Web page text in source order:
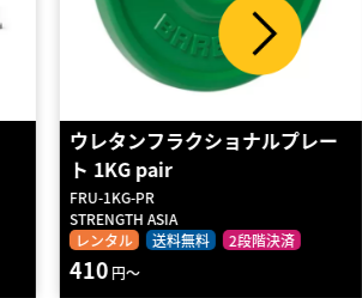
コンペティションバンパープレ
ート 110kg セ…
BP-5500-110
UCHINOGYM
レンタル
送料無料 2段階決済
5060円～